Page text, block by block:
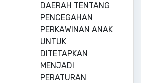
DAERAH TENTANG
PENCEGAHAN
PERKAWINAN ANAK
UNTUK
DITETAPKAN
MENJADI
PERATURAN